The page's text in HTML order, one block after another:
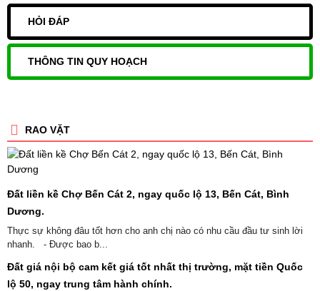
HỎI ĐÁP
THÔNG TIN QUY HOẠCH
RAO VẶT
Đất liền kề Chợ Bến Cát 2, ngay quốc lộ 13, Bến Cát, Bình
Dương.
Thực sự không đâu tốt hơn cho anh chị nào có nhu cầu đầu tư sinh lời
nhanh. - Được bao b...
Đất giá nội bộ cam kết giá tốt nhất thị trường, mặt tiền Quốc
lộ 50, ngay trung tâm hành chính.